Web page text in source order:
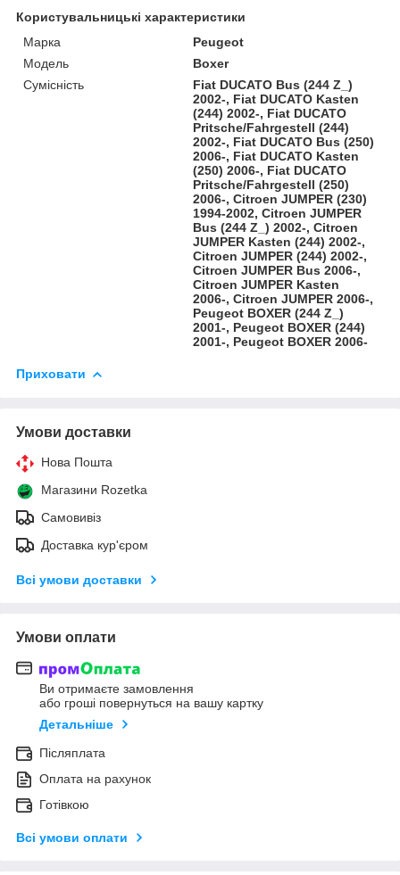
Користувальницькі характеристики
Марка
Peugeot
Модель
Boxer
Сумісність
Fiat DUCATO Bus (244 Z_)
2002-, Fiat DUCATO Kasten
(244) 2002-, Fiat DUCATO
Pritsche/Fahrgestell (244)
2002-, Fiat DUCATO Bus (250)
2006-, Fiat DUCATO Kasten
(250) 2006-, Fiat DUCATO
Pritsche/Fahrgestell (250)
2006-, Citroen JUMPER (230)
1994-2002, Citroen JUMPER
Bus (244 Z_) 2002-, Citroen
JUMPER Kasten (244) 2002-,
Citroen JUMPER (244) 2002-,
Citroen JUMPER Bus 2006-,
Citroen JUMPER Kasten
2006-, Citroen JUMPER 2006-,
Peugeot BOXER (244 Z_)
2001-, Peugeot BOXER (244)
2001-, Peugeot BOXER 2006-
Приховати
Умови доставки
Нова Пошта
Магазини Rozetka
Самовивіз
Доставка кур'єром
Всі умови доставки
Умови оплати
Ви отримаєте замовлення
або гроші повернуться на вашу картку
Детальніше
Післяплата
Оплата на рахунок
Готівкою
Всі умови оплати